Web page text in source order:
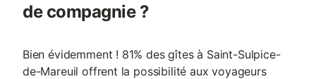
de compagnie ?
Bien évidemment ! 81% des gîtes à Saint-Sulpice-
de-Mareuil offrent la possibilité aux voyageurs